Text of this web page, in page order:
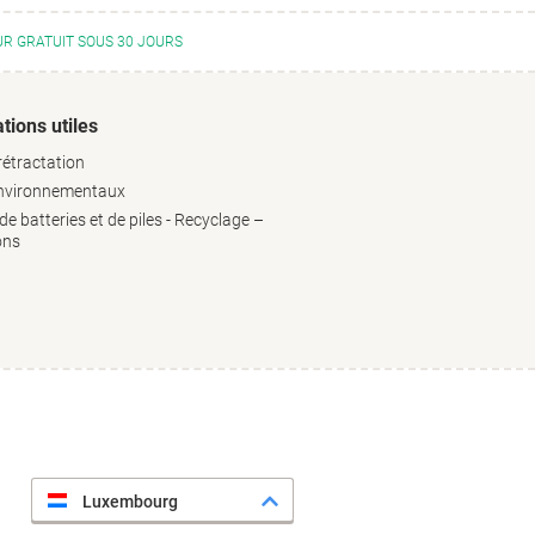
GRATUIT SOUS 30 JOURS
utiles
batteries et de piles - Recyclage –
Luxembourg